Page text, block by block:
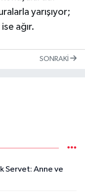
yarışıyor;
ağır.
SONRAKI
Servet: Anne ve